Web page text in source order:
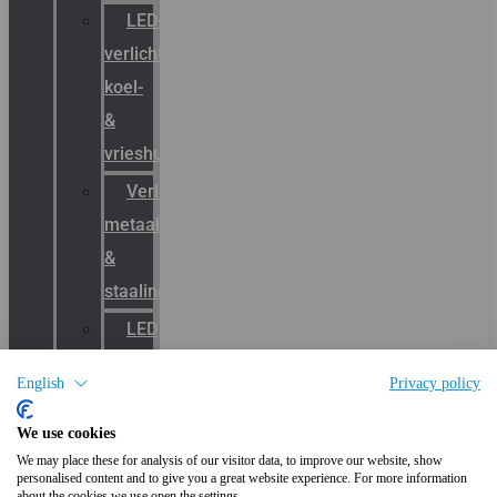
English Privacy policy
We use cookies
We may place these for analysis of our visitor data, to improve our website, show
personalised content and to give you a great website experience. For more information
LED-
verlichting
koel-
&
vrieshuizen
Verlichting
metaal-
&
staalindustrie
LED
verlichting
parkeergarage